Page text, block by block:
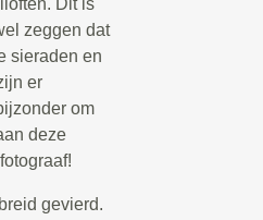
Dit is
zeggen dat
sieraden en
er
om
deze
gevierd.